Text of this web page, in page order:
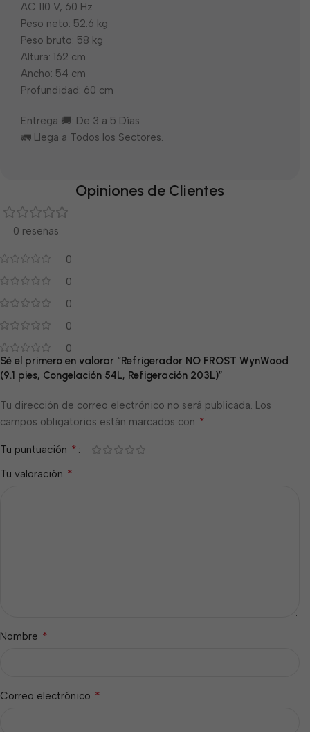
AC 110 V, 60 Hz
Peso neto: 52.6 kg
Peso bruto: 58 kg
Altura: 162 cm
Ancho: 54 cm
Profundidad: 60 cm
Entrega 🚚: De 3 a 5 Días
🚛 Llega a Todos los Sectores.
Opiniones de Clientes
0 reseñas
0
0
0
0
0
Sé el primero en valorar “Refrigerador NO FROST WynWood
(9.1 pies, Congelación 54L, Refigeración 203L)”
Tu dirección de correo electrónico no será publicada. Los
campos obligatorios están marcados con *
Tu puntuación *
Tu valoración *
Nombre *
Correo electrónico *